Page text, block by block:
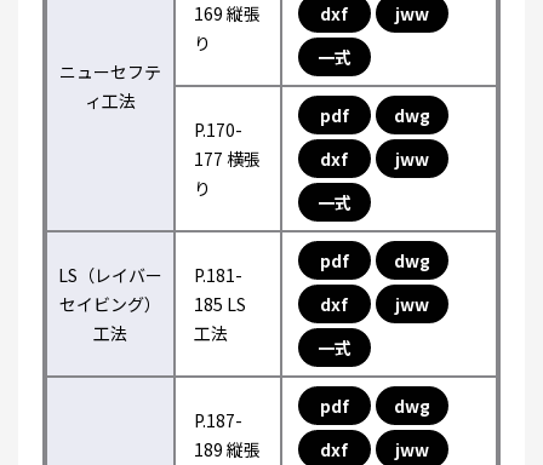
ニューセフテ
ィ工法
169 縦張
り
dxf
jww
一式
P.170-
177 横張
り
pdf
dwg
dxf
jww
一式
LS（レイバー
セイビング）
工法
P.181-
185 LS
工法
pdf
dwg
dxf
jww
一式
P.187-
189 縦張
pdf
dwg
dxf
jww